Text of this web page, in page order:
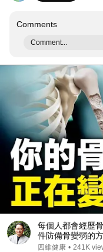
Comments
Comment...
每個人都會經歷
件防備骨變弱的
四維健康 • 241K